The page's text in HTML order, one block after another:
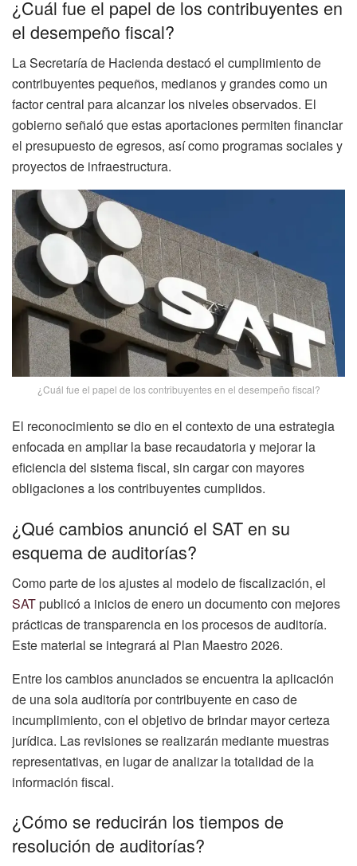
¿Cuál fue el papel de los contribuyentes en
el desempeño fiscal?
La Secretaría de Hacienda destacó el cumplimiento de
contribuyentes pequeños, medianos y grandes como un
factor central para alcanzar los niveles observados. El
gobierno señaló que estas aportaciones permiten financiar
el presupuesto de egresos, así como programas sociales y
proyectos de infraestructura.
¿Cuál fue el papel de los contribuyentes en el desempeño fiscal?
El reconocimiento se dio en el contexto de una estrategia
enfocada en ampliar la base recaudatoria y mejorar la
eficiencia del sistema fiscal, sin cargar con mayores
obligaciones a los contribuyentes cumplidos.
¿Qué cambios anunció el SAT en su
esquema de auditorías?
Como parte de los ajustes al modelo de fiscalización, el
SATpublicó a inicios de enero un documento con mejores
prácticas de transparencia en los procesos de auditoría.
Este material se integrará al Plan Maestro 2026.
Entre los cambios anunciados se encuentra la aplicación
de una sola auditoría por contribuyente en caso de
incumplimiento, con el objetivo de brindar mayor certeza
jurídica. Las revisiones se realizarán mediante muestras
representativas, en lugar de analizar la totalidad de la
información fiscal.
¿Cómo se reducirán los tiempos de
resolución de auditorías?